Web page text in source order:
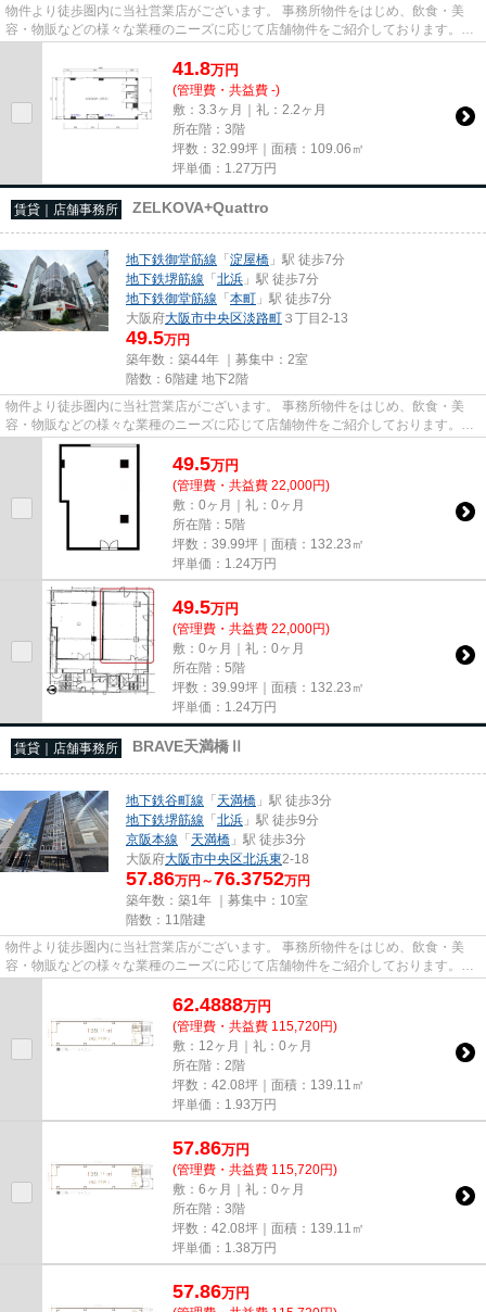
物件より徒歩圏内に当社営業店がございます。 事務所物件をはじめ、飲食・美
容・物販などの様々な業種のニーズに応じて店舗物件をご紹介しております。
尚、弊社ではおとり広告は一切...
41.8万円
(管理費・共益費 -)
敷：3.3ヶ月｜礼：2.2ヶ月
所在階：3階
坪数：32.99坪｜面積：109.06㎡
坪単価： 1.27万円
賃貸｜店舗事務所 ZELKOVA+Quattro
地下鉄御堂筋線 「淀屋橋 」駅 徒歩7分
地下鉄堺筋線 「北浜 」駅 徒歩7分
地下鉄御堂筋線 「本町 」駅 徒歩7分
大阪府大阪市中央区淡路町 ３丁目2-13
49.5万円
築年数：築44年 ｜募集中： 2室
階数：6階建 地下2階
物件より徒歩圏内に当社営業店がございます。 事務所物件をはじめ、飲食・美
容・物販などの様々な業種のニーズに応じて店舗物件をご紹介しております。
尚、弊社ではおとり広告は一切...
49.5万円
(管理費・共益費 22,000円)
敷：0ヶ月｜礼：0ヶ月
所在階：5階
坪数：39.99坪｜面積：132.23㎡
坪単価： 1.24万円
49.5万円
(管理費・共益費 22,000円)
敷：0ヶ月｜礼：0ヶ月
所在階：5階
坪数：39.99坪｜面積：132.23㎡
坪単価： 1.24万円
賃貸｜店舗事務所 BRAVE天満橋Ⅱ
地下鉄谷町線 「天満橋 」駅 徒歩3分
地下鉄堺筋線 「北浜 」駅 徒歩9分
京阪本線 「天満橋 」駅 徒歩3分
大阪府大阪市中央区北浜東2-18
57.86万円～76.3752万円
築年数：築1年 ｜募集中： 10室
階数：11階建
物件より徒歩圏内に当社営業店がございます。 事務所物件をはじめ、飲食・美
容・物販などの様々な業種のニーズに応じて店舗物件をご紹介しております。
尚、弊社ではおとり広告は一切...
62.4888万円
(管理費・共益費 115,720円)
敷：12ヶ月｜礼：0ヶ月
所在階：2階
坪数：42.08坪｜面積：139.11㎡
坪単価： 1.93万円
57.86万円
(管理費・共益費 115,720円)
敷：6ヶ月｜礼：0ヶ月
所在階：3階
坪数：42.08坪｜面積：139.11㎡
坪単価： 1.38万円
57.86万円